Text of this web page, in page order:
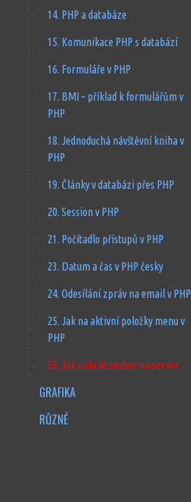
14. PHP a databáze
15. Komunikace PHP s databází
16. Formuláře v PHP
17. BMI – příklad k formulářům v
PHP
18. Jednoduchá návštěvní kniha v
PHP
19. Články v databázi přes PHP
20. Session v PHP
21. Počítadlo přístupů v PHP
23. Datum a čas v PHP česky
24. Odesílání zpráv na email v PHP
25. Jak na aktivní položky menu v
PHP
26. Jak nahrát soubor na server
GRAFIKA
RŮZNÉ